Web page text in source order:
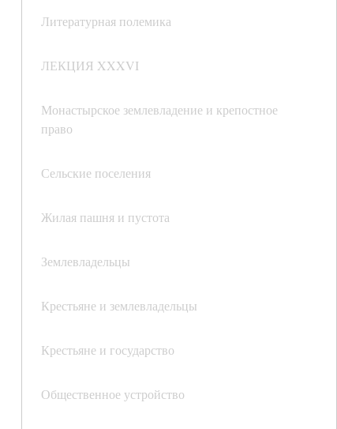
Литературная полемика
ЛЕКЦИЯ XXXVI
Монастырское землевладение и крепостное
право
Сельские поселения
Жилая пашня и пустота
Землевладельцы
Крестьяне и землевладельцы
Крестьяне и государство
Общественное устройство